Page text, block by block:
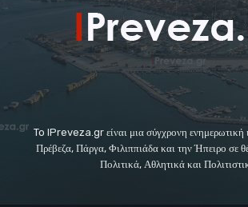
To IPreveza.gr είναι μια σύγχρονη ενημερωτική
Πρέβεζα, Πάργα, Φιλιππιάδα και την Ήπειρο σε
Πολιτικά, Αθλητικά και